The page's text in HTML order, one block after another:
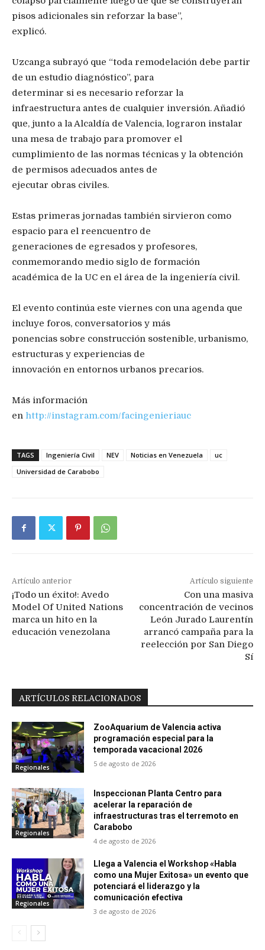
pisos adicionales sin reforzar la base”,
explicó.
Uzcanga subrayó que “toda remodelación debe partir
de un estudio diagnóstico”, para
determinar si es necesario reforzar la
infraestructura antes de cualquier inversión. Añadió
que, junto a la Alcaldía de Valencia, lograron instalar
una mesa de trabajo para promover el
cumplimiento de las normas técnicas y la obtención
de permisos adecuados antes de
ejecutar obras civiles.
Estas primeras jornadas también sirvieron como
espacio para el reencuentro de
generaciones de egresados y profesores,
conmemorando medio siglo de formación
académica de la UC en el área de la ingeniería civil.
El evento continúa este viernes con una agenda que
incluye foros, conversatorios y más
ponencias sobre construcción sostenible, urbanismo,
estructuras y experiencias de
innovación en entornos urbanos precarios.
Más información
en http://instagram.com/facingenieriauc
TAGS Ingeniería Civil NEV Noticias en Venezuela
uc
Universidad de Carabobo
Artículo anterior
¡Todo un éxito!: Avedo
Model Of United Nations
marca un hito en la
educación venezolana
Artículo siguiente
Con una masiva
concentración de vecinos
León Jurado Laurentín
arrancó campaña para la
reelección por San Diego
Sí
ARTÍCULOS RELACIONADOS
Regionales
ZooAquarium de Valencia activa
programación especial para la
temporada vacacional 2026
5 de agosto de 2026
Regionales
Inspeccionan Planta Centro para
acelerar la reparación de
infraestructuras tras el terremoto en
Carabobo
4 de agosto de 2026
Regionales
Llega a Valencia el Workshop «Habla
como una Mujer Exitosa» un evento que
potenciará el liderazgo y la
comunicación efectiva
3 de agosto de 2026